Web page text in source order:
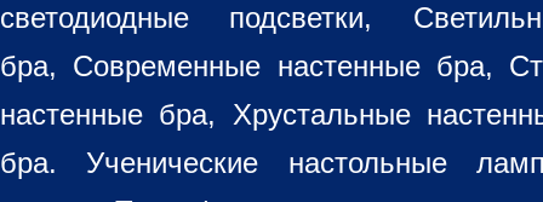
светодиодные подсветки,
бра, Современные настенные бра,
настенные бра, Хрустальные
бра. Ученические настольные